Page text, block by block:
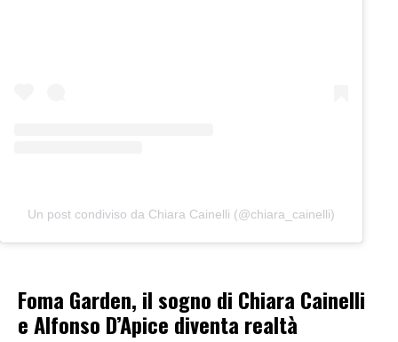
Un post condiviso da Chiara Cainelli (@chiara_cainelli)
Foma Garden, il sogno di Chiara Cainelli
e Alfonso D’Apice diventa realtà